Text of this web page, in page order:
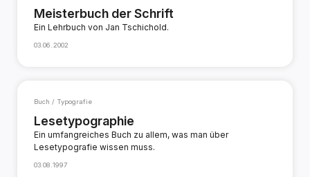
Meisterbuch der Schrift
Ein Lehrbuch von Jan Tschichold.
03.06.2002
Buch / Typografie
Lesetypographie
Ein umfangreiches Buch zu allem, was man über
Lesetypografie wissen muss.
03.08.1997